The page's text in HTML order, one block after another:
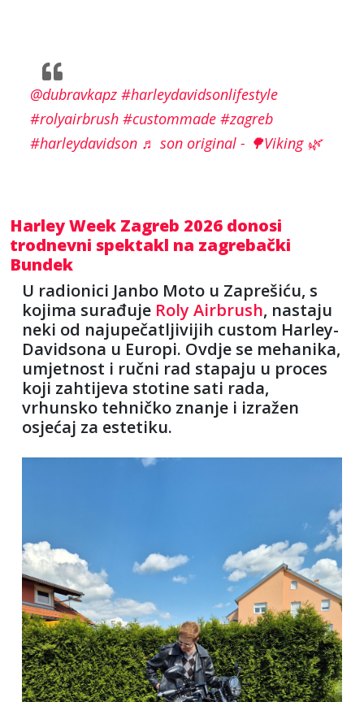
@dubravkapz #harleydavidsonlifestyle
#rolyairbrush #custommade #zagreb
#harleydavidson ♬ son original - 🌳Viking 🌿
Harley Week Zagreb 2026 donosi
trodnevni spektakl na zagrebački
Bundek
U radionici Janbo Moto u Zaprešiću, s
kojima surađuje Roly Airbrush, nastaju
neki od najupečatljivijih custom Harley-
Davidsona u Europi. Ovdje se mehanika,
umjetnost i ručni rad stapaju u proces
koji zahtijeva stotine sati rada,
vrhunsko tehničko znanje i izražen
osjećaj za estetiku.